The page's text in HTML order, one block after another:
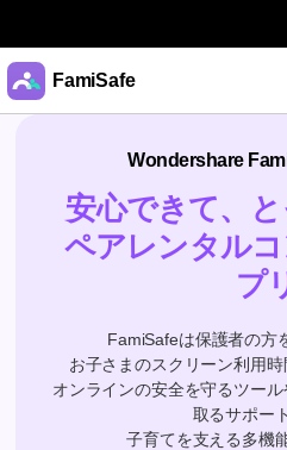
製品
ユーティリティ
ソリューション
企業情報
プラン＆価格
FamiSafe
アクティビティレポート
位置追跡
スクリーンタイム
ウェブフィルタ
怪しい画像検出
ガイド
ダウンロード
製品活用
今すぐ購入
Wondershare
安心できて、
ペアレンタル
プ
FamiSafeは保護者の方
お子さまのスクリーン利用時
オンラインの安全を守るツー
取るサポー
子育てを支える多機